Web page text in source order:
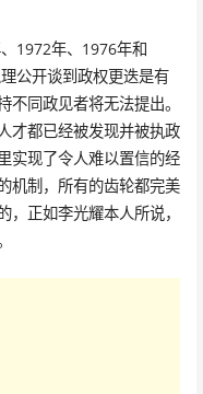
1972年、1976年和
公开谈到政权更迭是有
同政见者将无法提出。
才都已经被发现并被执政
实现了令人难以置信的经
机制，所有的齿轮都完美
正如李光耀本人所说，